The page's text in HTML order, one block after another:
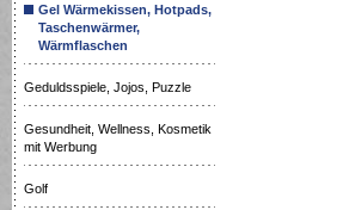
Gel Wärmekissen, Hotpads,
Taschenwärmer,
Wärmflaschen
Geduldsspiele, Jojos, Puzzle
Gesundheit, Wellness, Kosmetik
mit Werbung
Golf